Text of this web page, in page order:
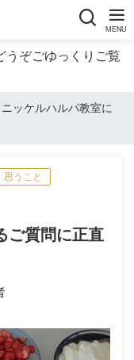
うぞごゆっくりご覧
ニッケルハルパ教室に
思うこと
ご質問に正直